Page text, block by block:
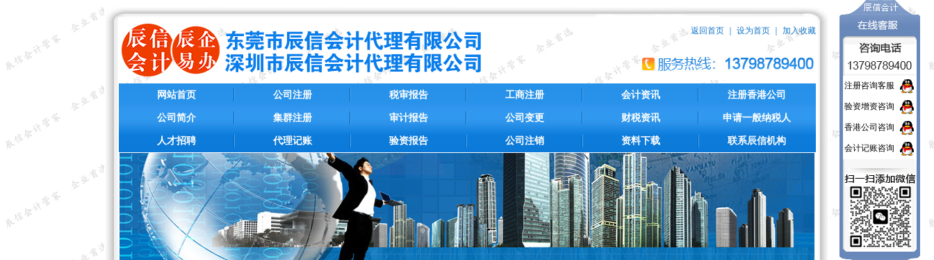
返回首页｜ 设为首页｜ 加入收藏
网站首页
公司简介
人才招聘
公司注册
集群注册
代理记账
税审报告
审计报告
验资报告
工商注册
公司变更
公司注销
会计资讯
财税资讯
资料下载
注册香港公司
申请一般纳税人
联系辰信机构
注册咨询客服
验资增资咨询
香港公司咨询
会计记账咨询